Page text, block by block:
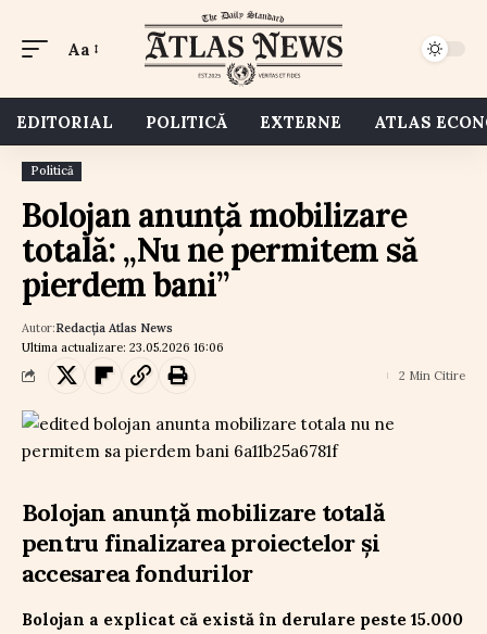
Aa
EDITORIAL POLITICĂ EXTERNE ATLAS
Politică
Bolojan anunță mobilizare
totală: „Nu ne permitem să
pierdem bani”
Ultima actualizare: 23.05.2026 16:06
Autor:Redacția Atlas News
2 Min Citire
Bolojan anunță mobilizare totală
pentru finalizarea proiectelor și
accesarea fondurilor
Bolojan a explicat că există în derulare peste 15.000